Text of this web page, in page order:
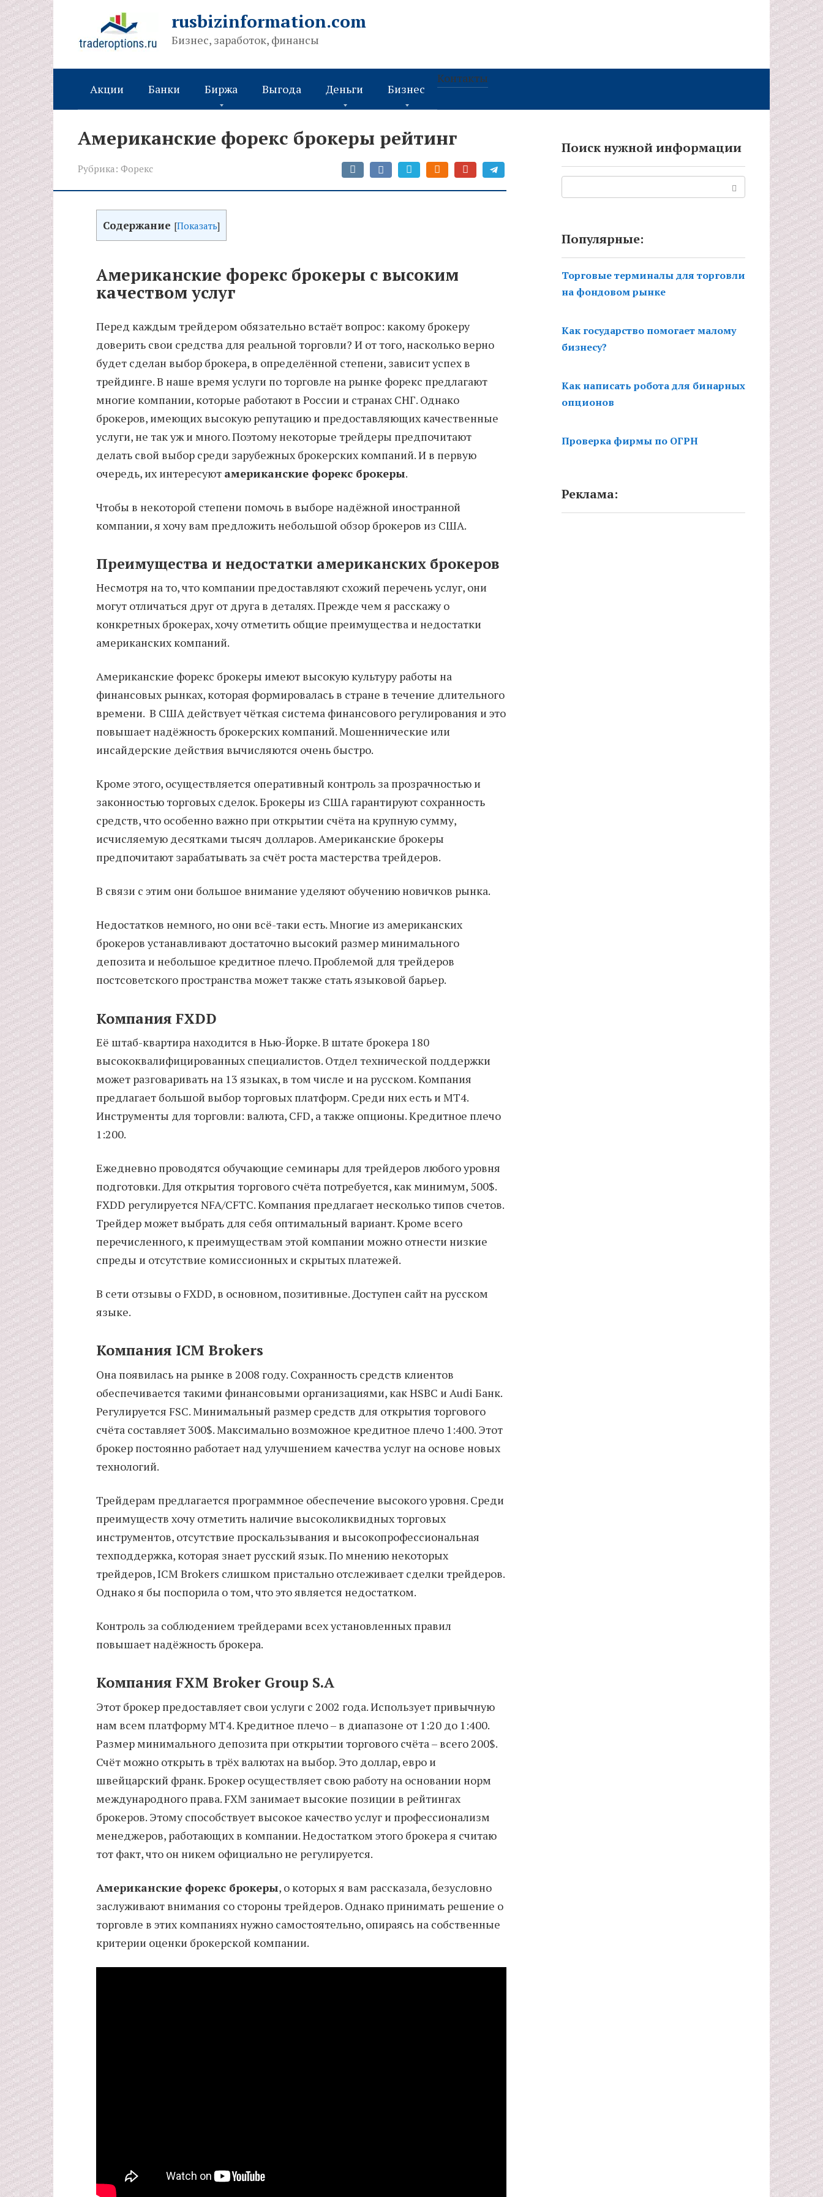
контенту
rusbizinformation.com
Бизнес, заработок, финансы
Акции Банки Биржа Выгода Деньги Бизнес
Контакты
Американские форекс брокеры рейтинг
Рубрика: Форекс
Содержание [Показать]
Американские форекс брокеры с высоким
качеством услуг
Перед каждым трейдером обязательно встаёт вопрос: какому брокеру
доверить свои средства для реальной торговли? И от того, насколько верно
будет сделан выбор брокера, в определённой степени, зависит успех в
трейдинге. В наше время услуги по торговле на рынке форекс предлагают
многие компании, которые работают в России и странах СНГ. Однако
брокеров, имеющих высокую репутацию и предоставляющих качественные
услуги, не так уж и много. Поэтому некоторые трейдеры предпочитают
делать свой выбор среди зарубежных брокерских компаний. И в первую
очередь, их интересуют американские форекс брокеры.
Чтобы в некоторой степени помочь в выборе надёжной иностранной
компании, я хочу вам предложить небольшой обзор брокеров из США.
Преимущества и недостатки американских брокеров
Несмотря на то, что компании предоставляют схожий перечень услуг, они
могут отличаться друг от друга в деталях. Прежде чем я расскажу о
конкретных брокерах, хочу отметить общие преимущества и недостатки
американских компаний.
Американские форекс брокеры имеют высокую культуру работы на
финансовых рынках, которая формировалась в стране в течение длительного
времени. В США действует чёткая система финансового регулирования и это
повышает надёжность брокерских компаний. Мошеннические или
инсайдерские действия вычисляются очень быстро.
Кроме этого, осуществляется оперативный контроль за прозрачностью и
законностью торговых сделок. Брокеры из США гарантируют сохранность
средств, что особенно важно при открытии счёта на крупную сумму,
исчисляемую десятками тысяч долларов. Американские брокеры
предпочитают зарабатывать за счёт роста мастерства трейдеров.
В связи с этим они большое внимание уделяют обучению новичков рынка.
Недостатков немного, но они всё-таки есть. Многие из американских
брокеров устанавливают достаточно высокий размер минимального
депозита и небольшое кредитное плечо. Проблемой для трейдеров
постсоветского пространства может также стать языковой барьер.
Компания FXDD
Её штаб-квартира находится в Нью-Йорке. В штате брокера 180
высококвалифицированных специалистов. Отдел технической поддержки
может разговаривать на 13 языках, в том числе и на русском. Компания
предлагает большой выбор торговых платформ. Среди них есть и МТ4.
Инструменты для торговли: валюта, CFD, а также опционы. Кредитное плечо
1:200.
Ежедневно проводятся обучающие семинары для трейдеров любого уровня
подготовки. Для открытия торгового счёта потребуется, как минимум, 500$.
FXDD регулируется NFA/CFTC. Компания предлагает несколько типов счетов.
Трейдер может выбрать для себя оптимальный вариант. Кроме всего
перечисленного, к преимуществам этой компании можно отнести низкие
спреды и отсутствие комиссионных и скрытых платежей.
В сети отзывы о FXDD, в основном, позитивные. Доступен сайт на русском
языке.
Компания ICM Brokers
Она появилась на рынке в 2008 году. Сохранность средств клиентов
обеспечивается такими финансовыми организациями, как HSBC и Audi Банк.
Регулируется FSC. Минимальный размер средств для открытия торгового
счёта составляет 300$. Максимально возможное кредитное плечо 1:400. Этот
брокер постоянно работает над улучшением качества услуг на основе новых
технологий.
Трейдерам предлагается программное обеспечение высокого уровня. Среди
преимуществ хочу отметить наличие высоколиквидных торговых
инструментов, отсутствие проскальзывания и высокопрофессиональная
техподдержка, которая знает русский язык. По мнению некоторых
трейдеров, ICM Brokers слишком пристально отслеживает сделки трейдеров.
Однако я бы поспорила о том, что это является недостатком.
Контроль за соблюдением трейдерами всех установленных правил
повышает надёжность брокера.
Компания FXM Broker Group S.A
Этот брокер предоставляет свои услуги с 2002 года. Использует привычную
нам всем платформу МТ4. Кредитное плечо – в диапазоне от 1:20 до 1:400.
Размер минимального депозита при открытии торгового счёта – всего 200$.
Счёт можно открыть в трёх валютах на выбор. Это доллар, евро и
швейцарский франк. Брокер осуществляет свою работу на основании норм
международного права. FXM занимает высокие позиции в рейтингах
брокеров. Этому способствует высокое качество услуг и профессионализм
менеджеров, работающих в компании. Недостатком этого брокера я считаю
тот факт, что он никем официально не регулируется.
Американские форекс брокеры, о которых я вам рассказала, безусловно
заслуживают внимания со стороны трейдеров. Однако принимать решение о
торговле в этих компаниях нужно самостоятельно, опираясь на собственные
критерии оценки брокерской компании.
Поиск нужной информации
Популярные:
Торговые терминалы для торговли
на фондовом рынке
Как государство помогает малому
бизнесу?
Как написать робота для бинарных
опционов
Проверка фирмы по ОГРН
Реклама: